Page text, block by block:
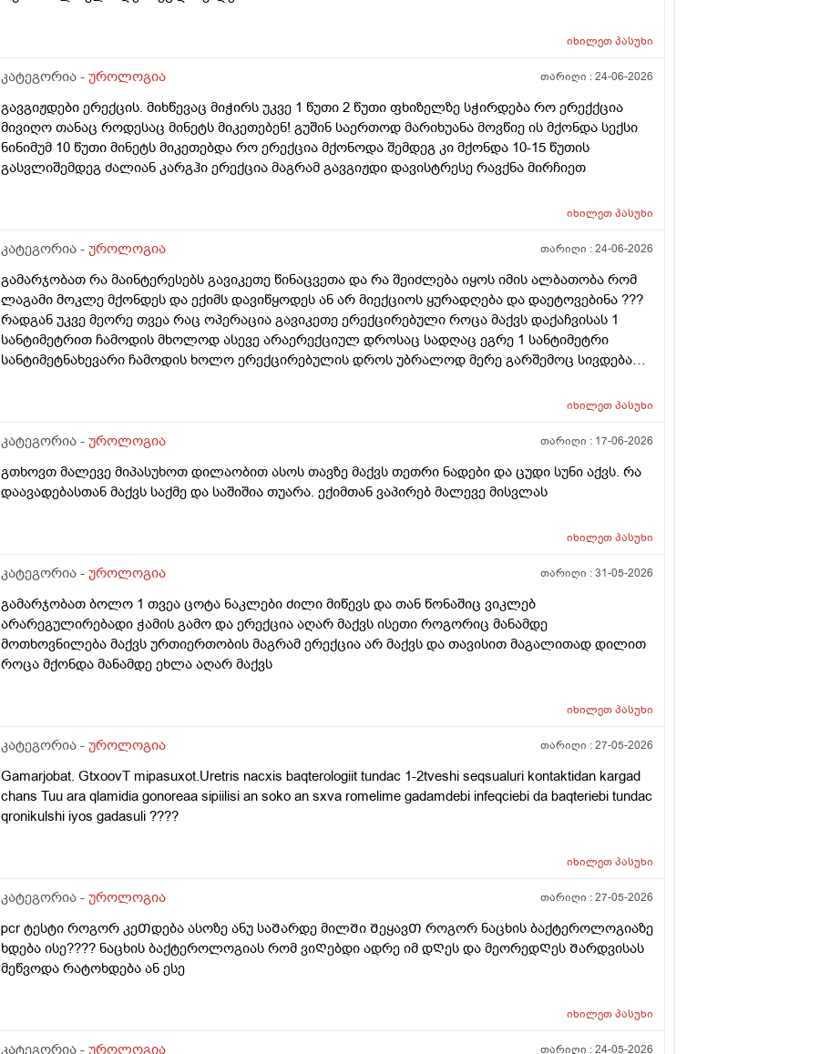
იხილეთპასუხი
კატეგორია - უროლოგია თარიღი :24-06-2026
გავგიჟდები ერექცის. მიხწევაც მიჭირს უკვე 1 წუთი 2 წუთი ფხიზელზე სჭირდება რო ერექქცია
მივიღო თანაც როდესაც მინეტს მიკეთებენ! გუშინ საერთოდ მარიხუანა მოვწიე ის მქონდა სექსი
ნინიმუმ 10 წუთი მინეტს მიკეთებდა რო ერექცია მქონოდა შემდეგ კი მქონდა 10-15 წუთის
გასვლიშემდეგ ძალიან კარგჰი ერექცია მაგრამ გავგიჟდი დავისტრესე რავქნა მირჩიეთ
იხილეთპასუხი
კატეგორია - უროლოგია თარიღი :24-06-2026
გამარჯობათ რა მაინტერესებს გავიკეთე წინაცვეთა და რა შეიძლება იყოს იმის ალბათობა რომ
ლაგამი მოკლე მქონდეს და ექიმს დავიწყოდეს ან არ მიექციოს ყურადღება და დაეტოვებინა ???
რადგან უკვე მეორე თვეა რაც ოპერაცია გავიკეთე ერექცირებული როცა მაქვს დაქაჩვისას 1
სანტიმეტრით ჩამოდის მხოლოდ ასევე არაერექციულ დროსაც სადღაც ეგრე 1 სანტიმეტრი
სანტიმეტნახევარი ჩამოდის ხოლო ერექცირებულის დროს უბრალოდ მერე გარშემოც სივდება
იხილეთპასუხი
კატეგორია - უროლოგია თარიღი : 17-06-2026
გთხოვთ მალევე მიპასუხოთ დილაობით ასოს თავზე მაქვს თეთრი ნადები და ცუდი სუნი აქვს. რა
დაავადებასთან მაქვს საქმე და საშიშია თუარა. ექიმთან ვაპირებ მალევე მისვლას
იხილეთპასუხი
კატეგორია - უროლოგია თარიღი :31-05-2026
გამარჯობათ ბოლო 1 თვეა ცოტა ნაკლები ძილი მიწევს და თან წონაშიც ვიკლებ
არარეგულირებადი ჭამის გამო და ერექცია აღარ მაქვს ისეთი როგორიც მანამდე
მოთხოვნილება მაქვს ურთიერთობის მაგრამ ერექცია არ მაქვს და თავისით მაგალითად დილით
როცა მქონდა მანამდე ეხლა აღარ მაქვს
იხილეთპასუხი
კატეგორია - უროლოგია თარიღი :27-05-2026
Gamarjobat. GtxoovT mipasuxot.Uretris nacxis baqterologiit tundac 1-2tveshi seqsualuri kontaktidan kargad
chans Tuu ara qlamidia gonoreaa sipiilisi an soko an sxva romelime gadamdebi infeqciebi da baqteriebi tundac
qronikulshi iyos gadasuli ????
იხილეთპასუხი
კატეგორია - უროლოგია თარიღი :27-05-2026
pcr ტესტი როგორ კეᲗდება ასოზე ანუ საᲨარდე მილᲨი ᲨეყავᲗ როგორ ნაცხის ბაქტეროლოგიაზე
ხდება ისე???? ნაცხის ბაქტეროლოგიას რომ ვიᲦებდი ადრე იმ დᲦეს და მეორედᲦეს Შარდვისას
მეწვოდა რატოხდება ან ესე
იხილეთპასუხი
კატეგორია - უროლოგია თარიღი :24-05-2026